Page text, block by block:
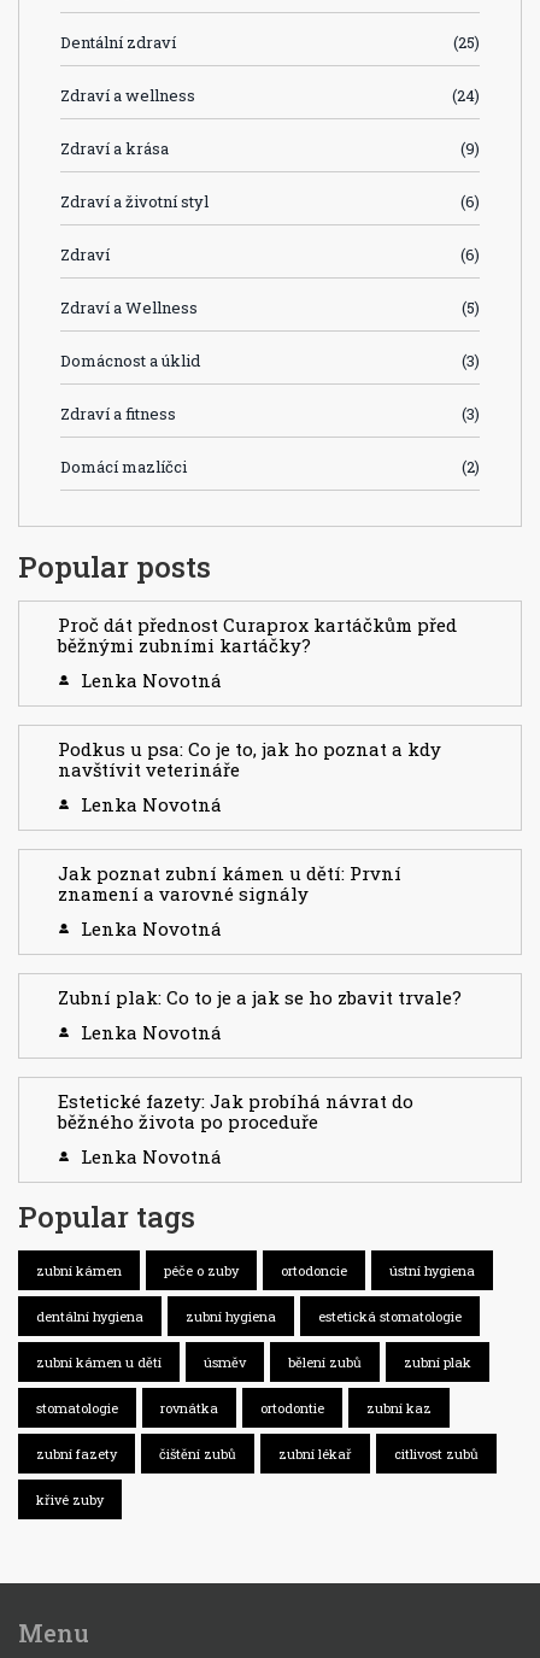
Dentální zdraví (25)
Zdraví a wellness (24)
Zdraví a krása (9)
Zdraví a životní styl (6)
Zdraví (6)
Zdraví a Wellness (5)
Domácnost a úklid (3)
Zdraví a fitness (3)
Domácí mazlíčci (2)
Popular posts
Proč dát přednost Curaprox kartáčkům před
běžnými zubními kartáčky?
Lenka Novotná
Podkus u psa: Co je to, jak ho poznat a kdy
navštívit veterináře
Lenka Novotná
Jak poznat zubní kámen u dětí: První
znamení a varovné signály
Lenka Novotná
Zubní plak: Co to je a jak se ho zbavit trvale?
Lenka Novotná
Estetické fazety: Jak probíhá návrat do
běžného života po proceduře
Lenka Novotná
Popular tags
zubní kámen péče o zuby ortodoncie ústní hygiena
dentální hygiena zubní hygiena estetická stomatologie
zubní kámen u dětí úsměv bělení zubů zubní plak
stomatologie rovnátka ortodontie zubní kaz
zubní fazety čištění zubů zubní lékař citlivost zubů
křivé zuby
Menu